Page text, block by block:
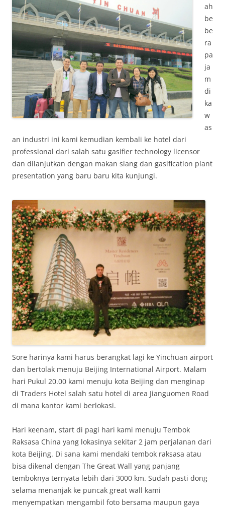
ah
be
be
ra
pa
ja
m
di
ka
w
as
an industri ini kami kemudian kembali ke hotel dari
professional dari salah satu gasifier technology licensor
dan dilanjutkan dengan makan siang dan gasification plant
presentation yang baru baru kita kunjungi.
Sore harinya kami harus berangkat lagi ke Yinchuan airport
dan bertolak menuju Beijing International Airport. Malam
hari Pukul 20.00 kami menuju kota Beijing dan menginap
di Traders Hotel salah satu hotel di area Jianguomen Road
di mana kantor kami berlokasi.
Hari keenam, start di pagi hari kami menuju Tembok
Raksasa China yang lokasinya sekitar 2 jam perjalanan dari
kota Beijing. Di sana kami mendaki tembok raksasa atau
bisa dikenal dengan The Great Wall yang panjang
temboknya ternyata lebih dari 3000 km. Sudah pasti dong
selama menanjak ke puncak great wall kami
menyempatkan mengambil foto bersama maupun gaya